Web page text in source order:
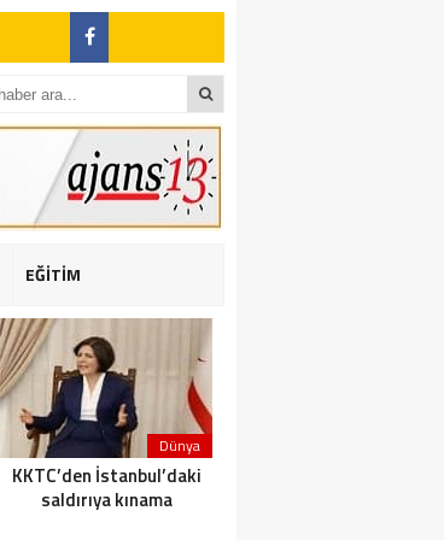
EĞİTİM
Dünya
KKTC’den İstanbul’daki
saldırıya kınama